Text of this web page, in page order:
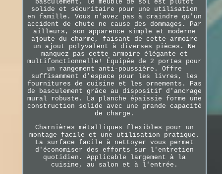
basculement, le meuble de sol est plutôt
solide et sécuritaire pour une utilisation
en famille. Vous n'avez pas à craindre qu'un
accident de chute ne cause des dommages. Par
ailleurs, son apparence simple et moderne
ajoute du charme, faisant de cette armoire
un ajout polyvalent à diverses pièces. Ne
manquez pas cette armoire élégante et
multifonctionnelle! Équipée de 2 portes pour
un rangement anti-poussière. Offre
suffisamment d'espace pour les livres, les
fournitures de cuisine et les ornements. Pas
de basculement grâce au dispositif d'ancrage
mural robuste. La planche épaissie forme une
construction solide avec une grande capacité
de charge.
Charnières métalliques flexibles pour un
montage facile et une utilisation pratique.
La surface facile à nettoyer vous permet
d'économiser des efforts sur l'entretien
quotidien. Applicable largement à la
cuisine, au salon et à l'entrée.